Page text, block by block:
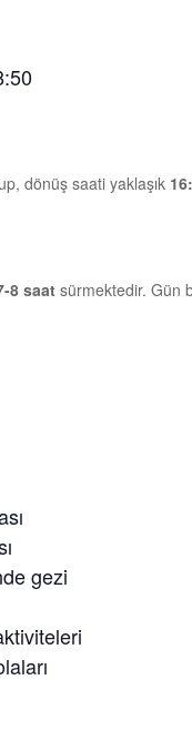
dönüş saati yaklaşık
8 saat sürmektedir. Gün
gezi